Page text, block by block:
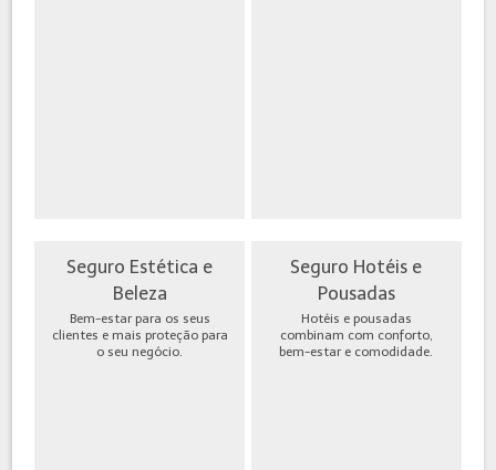
Seguro Estética e
Beleza
Bem-estar para os seus
clientes e mais proteção para
o seu negócio.
Seguro Hotéis e
Pousadas
Hotéis e pousadas
combinam com conforto,
bem-estar e comodidade.